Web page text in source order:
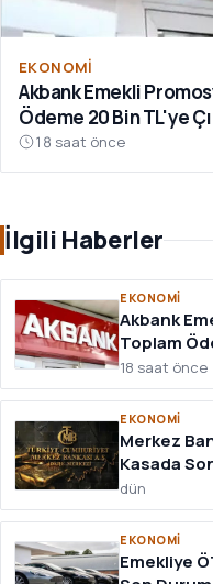
EKONOMI
Akbank Emekli
Ödeme 20 Bin TL'ye
18 saat önce
İlgili Haberler
EKONOMI
Akbank
Toplam
18 saat önce
EKONOMI
Merkez
Kasada
dün
EKONOMI
Emekliye